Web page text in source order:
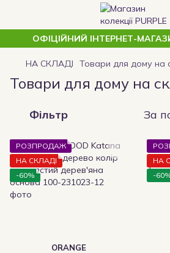
ОФІЦІЙНИЙ ІНТЕРНЕТ-
НА СКЛАДІ Товари для дому на
Товари для дому на
Фільтр За
РОЗПРОДАЖ
НА СКЛАДІ
-60%
ORANGE
НА
-